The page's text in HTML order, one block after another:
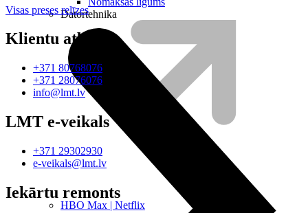
HBO Max | Netflix
Datortehnika
Visas preses relīzes
Klientu atbalsts
+371 80768076
+371 28076076
info@lmt.lv
LMT e-veikals
+371 29302930
e-veikals@lmt.lv
Iekārtu remonts